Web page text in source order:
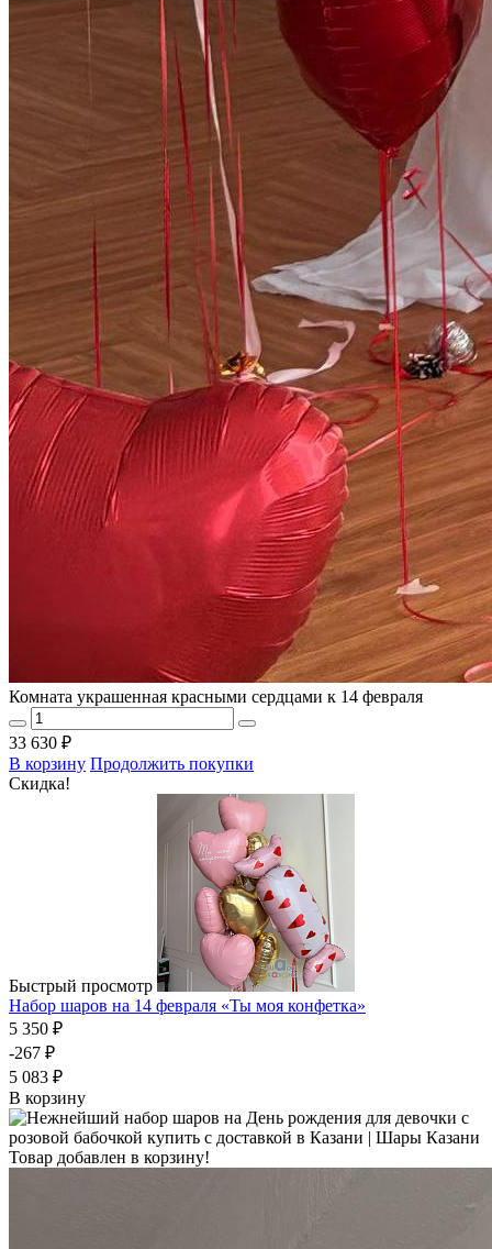
Комната украшенная красными сердцами к 14 февраля
33 630 ₽
В корзину Продолжить покупки
Скидка!
Быстрый просмотр
Набор шаров на 14 февраля «Ты моя конфетка»
5 350 ₽
-267 ₽
5 083 ₽
В корзину
Товар добавлен в корзину!